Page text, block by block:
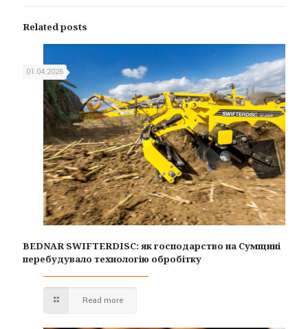
Related posts
01.04.2026
BEDNAR SWIFTERDISC: як господарство на Сумщині
перебудувало технологію обробітку
Read more